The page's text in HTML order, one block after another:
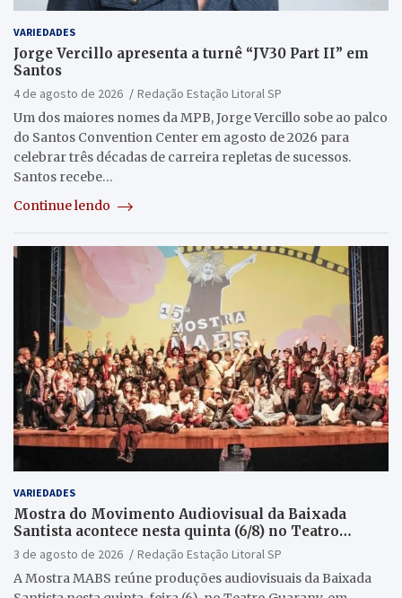
VARIEDADES
Jorge Vercillo apresenta a turnê “JV30 Part II” em
Santos
4 de agosto de 2026
Redação Estação Litoral SP
Um dos maiores nomes da MPB, Jorge Vercillo sobe ao palco
do Santos Convention Center em agosto de 2026 para
celebrar três décadas de carreira repletas de sucessos.
Santos recebe…
Continue lendo
VARIEDADES
Mostra do Movimento Audiovisual da Baixada
Santista acontece nesta quinta (6/8) no Teatro
Guarany
3 de agosto de 2026
Redação Estação Litoral SP
A Mostra MABS reúne produções audiovisuais da Baixada